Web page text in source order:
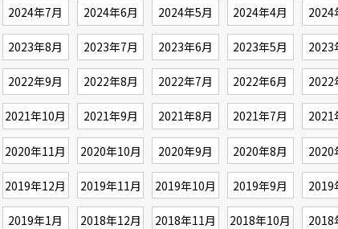
2024年7月 2024年6月 2024年5月 2024年4月 2024
2023年8月 2023年7月 2023年6月 2023年5月 2023
2022年9月 2022年8月 2022年7月 2022年6月 2022
2021年10月 2021年9月 2021年8月 2021年7月 2021
2020年11月 2020年10月 2020年9月 2020年8月 2020
2019年12月 2019年11月 2019年10月 2019年9月 2019
2019年1月 2018年12月 2018年11月 2018年10月 2018